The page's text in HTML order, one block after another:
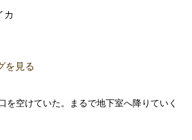
カ
を見る
を空けていた。まるで地下室へ降りていく